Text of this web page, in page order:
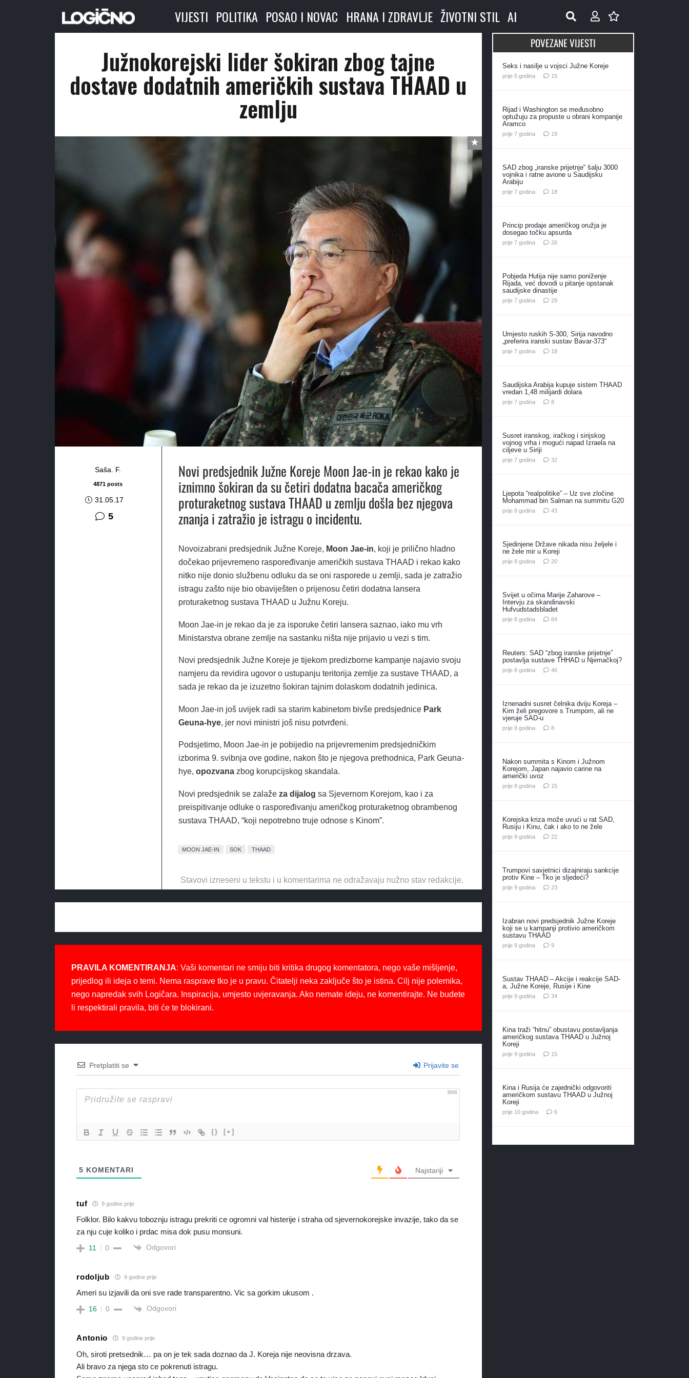
VIJESTI POLITIKA POSAO I NOVAC HRANA I ZDRAVLJE ŽIVOTNI STIL AI
Južnokorejski lider šokiran zbog tajne
dostave dodatnih američkih sustava THAAD u
zemlju
Saša. F.
4871 posts
31.05.17
5komentara
Novi predsjednik Južne Koreje Moon Jae-in je rekao kako je
iznimno šokiran da su četiri dodatna bacača američkog
proturaketnog sustava THAAD u zemlju došla bez njegova
znanja i zatražio je istragu o incidentu.
Novoizabrani predsjednik Južne Koreje, Moon Jae-in, koji je prilično hladno
dočekao prijevremeno raspoređivanje američkih sustava THAAD i rekao kako
nitko nije donio službenu odluku da se oni rasporede u zemlji, sada je zatražio
istragu zašto nije bio obaviješten o prijenosu četiri dodatna lansera
proturaketnog sustava THAAD u Južnu Koreju.
Moon Jae-in je rekao da je za isporuke četiri lansera saznao, iako mu vrh
Ministarstva obrane zemlje na sastanku ništa nije prijavio u vezi s tim.
Novi predsjednik Južne Koreje je tijekom predizborne kampanje najavio svoju
namjeru da revidira ugovor o ustupanju teritorija zemlje za sustave THAAD, a
sada je rekao da je izuzetno šokiran tajnim dolaskom dodatnih jedinica.
Moon Jae-in još uvijek radi sa starim kabinetom bivše predsjednice Park
Geuna-hye, jer novi ministri još nisu potvrđeni.
Podsjetimo, Moon Jae-in je pobijedio na prijevremenim predsjedničkim
izborima 9. svibnja ove godine, nakon što je njegova prethodnica, Park Geuna-
hye, opozvanazbog korupcijskog skandala.
Novi predsjednik se zalaže za dijalog sa Sjevernom Korejom, kao i za
preispitivanje odluke o raspoređivanju američkog proturaketnog obrambenog
sustava THAAD, “koji nepotrebno truje odnose s Kinom”.
MOON JAE-IN SOK THAAD
Stavovi izneseni u tekstu i u komentarima ne odražavaju nužno stav redakcije.
PRAVILA KOMENTIRANJA: Vaši komentari ne smiju biti kritika drugog komentatora, nego vaše mišljenje,
prijedlog ili ideja o temi. Nema rasprave tko je u pravu. Čitatelji neka zaključe što je istina. Cilj nije polemika,
nego napredak svih Logičara. Inspiracija, umjesto uvjeravanja. Ako nemate ideju, ne komentirajte. Ne budete
li respektirali pravila, biti će te blokirani.
Pretplatiti se Prijavite se
3000
{} [+]
5 KOMENTARI Najstariji
tuf 9 godine prije
Folklor. Bilo kakvu toboznju istragu prekriti ce ogromni val histerije i straha od sjevernokorejske invazije, tako da se
za nju cuje koliko i prdac misa dok pusu monsuni.
11 0 Odgovori
rodoljub 9 godine prije
Ameri su izjavili da oni sve rade transparentno. Vic sa gorkim ukusom .
16 0 Odgovori
Antonio 9 godine prije
Oh, siroti pretsednik… pa on je tek sada doznao da J. Koreja nije neovisna drzava.
Ali bravo za njega sto ce pokrenuti istragu.
POVEZANE VIJESTI
Seks i nasilje u vojsci Južne Koreje
prije 5 godina 15komentara
Rijad i Washington se međusobno
optužuju za propuste u obrani kompanije
Aramco
prije 7 godina 19komentara
SAD zbog „iranske prijetnje“ šalju 3000
vojnika i ratne avione u Saudijsku
Arabiju
prije 7 godina 18komentara
Princip prodaje američkog oružja je
dosegao točku apsurda
prije 7 godina 26komentara
Pobjeda Hutija nije samo poniženje
Rijada, već dovodi u pitanje opstanak
saudijske dinastije
prije 7 godina 29komentara
Umjesto ruskih S-300, Sirija navodno
„preferira iranski sustav Bavar-373“
prije 7 godina 18komentara
Saudijska Arabija kupuje sistem THAAD
vredan 1,48 milijardi dolara
prije 7 godina 8komentara
Susret iranskog, iračkog i sirijskog
vojnog vrha i mogući napad Izraela na
ciljeve u Siriji
prije 7 godina 32komentara
Ljepota “realpolitike” – Uz sve zločine
Mohammad bin Salman na summitu G20
prije 8 godina 43komentara
Sjedinjene Države nikada nisu željele i
ne žele mir u Koreji
prije 8 godina 20komentara
Svijet u očima Marije Zaharove –
Intervju za skandinavski
Hufvudstadsbladet
prije 8 godina 84komentara
Reuters: SAD “zbog iranske prijetnje”
postavlja sustave THHAD u Njemačkoj?
prije 8 godina 46komentara
Iznenadni susret čelnika dviju Koreja –
Kim želi pregovore s Trumpom, ali ne
vjeruje SAD-u
prije 8 godina 8komentara
Nakon summita s Kinom i Južnom
Korejom, Japan najavio carine na
američki uvoz
prije 8 godina 15komentara
Korejska kriza može uvući u rat SAD,
Rusiju i Kinu, čak i ako to ne žele
prije 9 godina 22komentara
Trumpovi savjetnici dizajniraju sankcije
protiv Kine – Tko je sljedeći?
prije 9 godina 23komentara
Izabran novi predsjednik Južne Koreje
koji se u kampanji protivio američkom
sustavu THAAD
prije 9 godina 9komentara
Sustav THAAD – Akcije i reakcije SAD-
a, Južne Koreje, Rusije i Kine
prije 9 godina 34komentara
Kina traži “hitnu” obustavu postavljanja
američkog sustava THAAD u Južnoj
Koreji
prije 9 godina 15komentara
Kina i Rusija će zajednički odgovoriti
američkom sustavu THAAD u Južnoj
Koreji
prije 10 godina 6komentara